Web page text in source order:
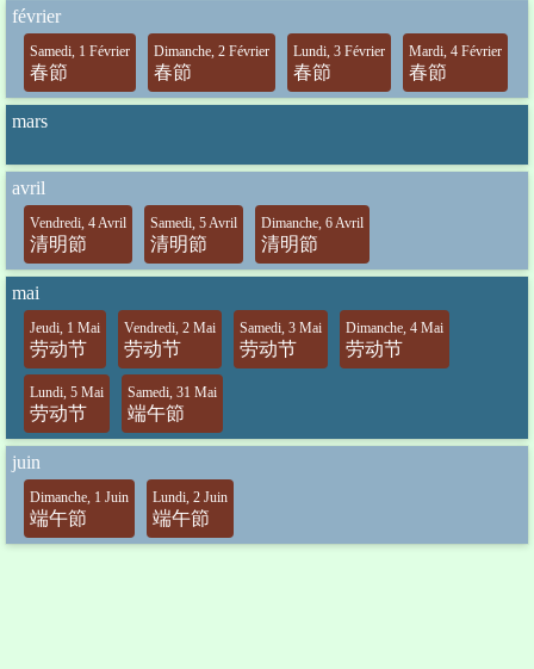
février
Samedi, 1 Février
春節
Dimanche, 2 Février
春節
Lundi, 3 Février
春節
Mardi, 4 Février
春節
mars
avril
Vendredi, 4 Avril
清明節
Samedi, 5 Avril
清明節
Dimanche, 6 Avril
清明節
mai
Jeudi, 1 Mai
劳动节
Vendredi, 2 Mai
劳动节
Samedi, 3 Mai
劳动节
Dimanche, 4 Mai
劳动节
Lundi, 5 Mai
劳动节
Samedi, 31 Mai
端午節
juin
Dimanche, 1 Juin
端午節
Lundi, 2 Juin
端午節